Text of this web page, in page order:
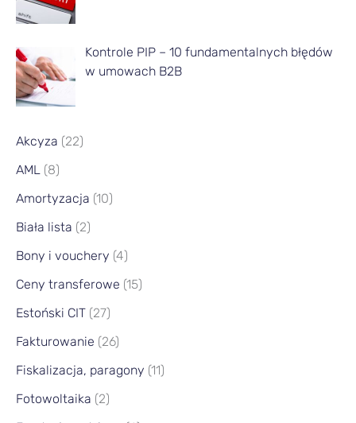
Kontrole PIP – 10 fundamentalnych błędów
w umowach B2B
Akcyza (22)
AML (8)
Amortyzacja (10)
Biała lista (2)
Bony i vouchery (4)
Ceny transferowe (15)
Estoński CIT (27)
Fakturowanie (26)
Fiskalizacja, paragony (11)
Fotowoltaika (2)
c
a